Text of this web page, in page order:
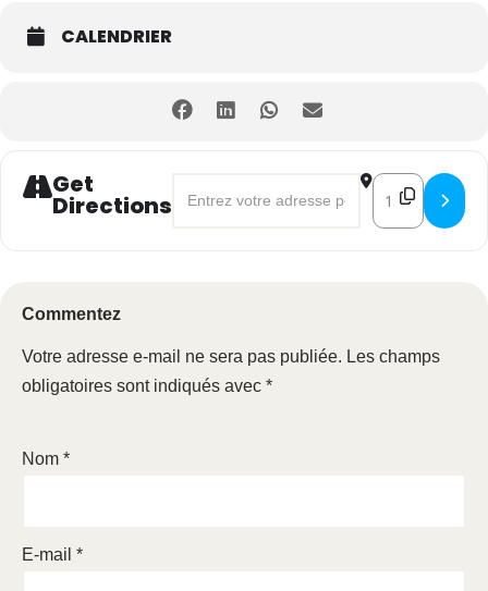
CALENDRIER
Get
Directions
Address - «Désir d'Agir» pour la
Destination
Commentez
Votre adresse e-mail ne sera pas publiée. Les champs
obligatoires sont indiqués avec *
Nom *
E-mail *